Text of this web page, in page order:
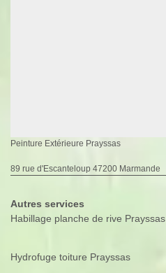
Peinture Extérieure Prayssas
89 rue d'Escanteloup 47200 Marmande
Autres services
Habillage planche de rive Prayssas
Hydrofuge toiture Prayssas